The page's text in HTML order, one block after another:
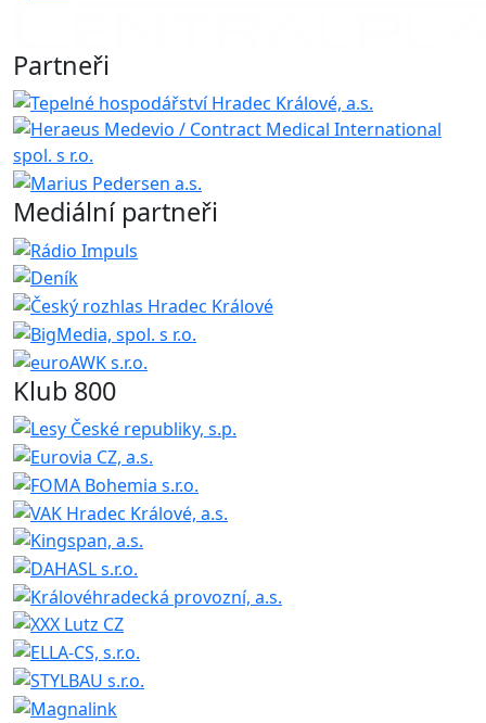
Partneři
Mediální partneři
Klub 800